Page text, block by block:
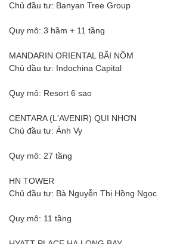
Chủ đầu tư: Banyan Tree Group
Quy mô: 3 hầm + 11 tầng
MANDARIN ORIENTAL BÃI NỒM
Chủ đầu tư: Indochina Capital
Quy mô: Resort 6 sao
CENTARA (L'AVENIR) QUI NHƠN
Chủ đầu tư: Ánh Vy
Quy mô: 27 tầng
HN TOWER
Chủ đầu tư: Bà Nguyễn Thị Hồng Ngọc
Quy mô: 11 tầng